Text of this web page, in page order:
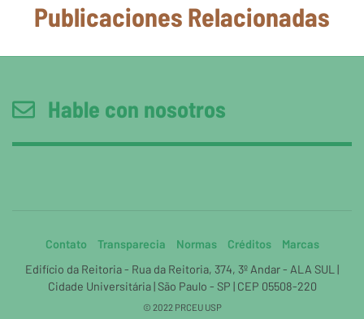
Publicaciones Relacionadas
Hable con nosotros
Contato Transparecia Normas Créditos
Marcas
Edifício da Reitoria - Rua da Reitoria, 374, 3º Andar - ALA SUL |
Cidade Universitária | São Paulo - SP | CEP 05508-220
© 2022 PRCEU USP